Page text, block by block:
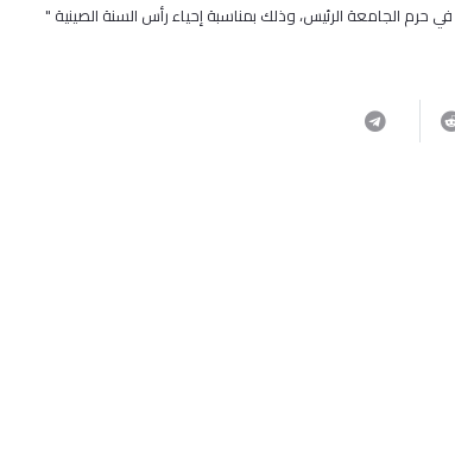
الجامعة الرئيس، وذلك بمناسبة إحياء رأس السنة الصينية "